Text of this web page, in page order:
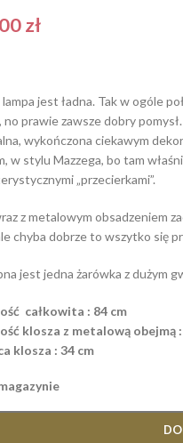
zł
jest ładna. Tak w ogóle
no prawie zawsze dobry
wykończona ciekawym
w stylu Mazzega, bo tam
„przecierkami”.
z metalowym obsadzeniem
chyba dobrze to wszytko się
jest jedna żarówka z dużym
całkowita : 84 cm
klosza z metalową obejmą :
klosza : 34 cm